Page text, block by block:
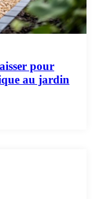
pour
au jardin